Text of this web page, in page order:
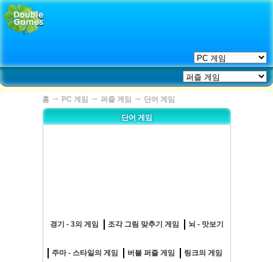
홈 → PC 게임 → 퍼즐 게임 → 단어 게임
단어 게임
경기 - 3의 게임 조각 그림 맞추기 게임 뇌 - 맛보기
주마 - 스타일의 게임 버블 퍼즐 게임 링크의 게임